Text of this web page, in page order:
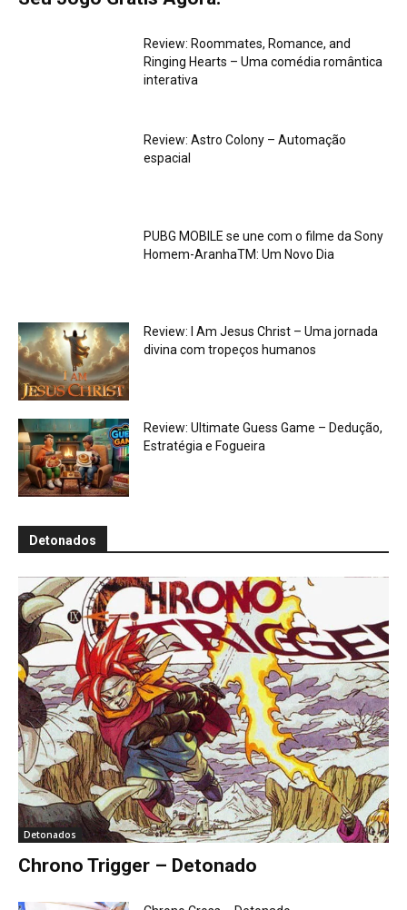
Review: Roommates, Romance, and
Ringing Hearts – Uma comédia romântica
interativa
Review: Astro Colony – Automação
espacial
PUBG MOBILE se une com o filme da Sony
Homem-AranhaTM: Um Novo Dia
Review: I Am Jesus Christ – Uma jornada
divina com tropeços humanos
Review: Ultimate Guess Game – Dedução,
Estratégia e Fogueira
Detonados
Detonados
Chrono Trigger – Detonado